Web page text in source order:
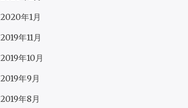
2020年1月
2019年11月
2019年10月
2019年9月
2019年8月